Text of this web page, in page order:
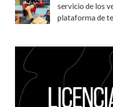
servicio de los
plataforma de